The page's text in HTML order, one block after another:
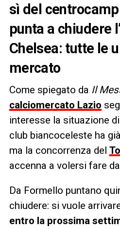
sì del
punta a chiudere
Chelsea: tutte le
mercato
Come spiegato da Il
calciomercato Lazio
interesse la situazione di
club biancoceleste ha già
ma la concorrenza del
accenna a volersi fare
Da Formello puntano
chiudere: si vuole
entro la prossima